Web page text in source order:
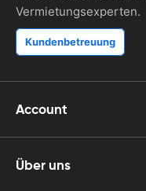
Vermietungsexperten.
Kundenbetreuung
Account
Über uns